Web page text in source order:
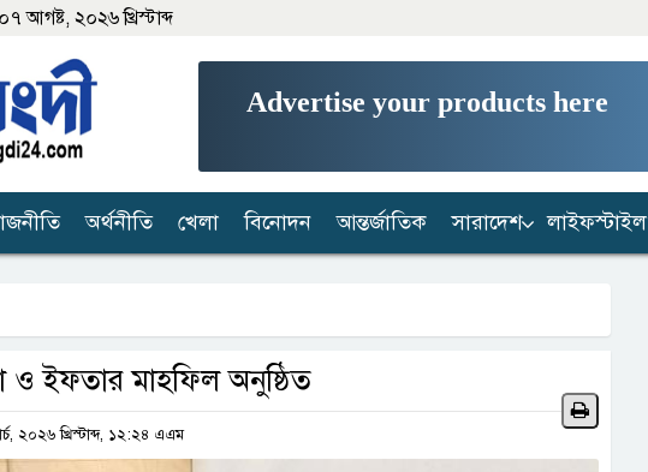
আগষ্ট, ২০২৬ খ্রিস্টাব্দ
Advertise your products here
অর্থনীতি খেলা বিনোদন আন্তর্জাতিক সারাদেশ লাইফস্টাইল
ও ইফতার মাহফিল অনুষ্ঠিত
২০২৬ খ্রিস্টাব্দ, ১২:২৪ এএম